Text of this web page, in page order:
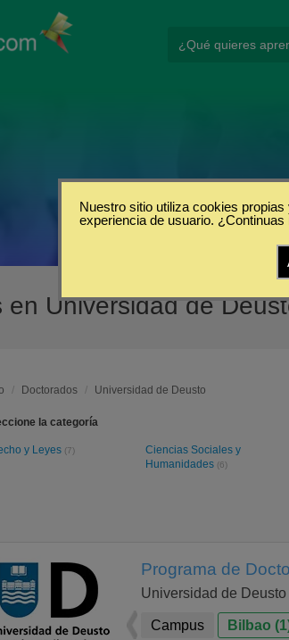
en Universidad de
/ Doctorados / Universidad de Deusto
la categoría
y Leyes (7)
Ciencias Sociales y
Humanidades (6)
Programa de
Universidad de Deusto
Campus Bilbao
Nuestro sitio utiliza cookies
experiencia de usuario.